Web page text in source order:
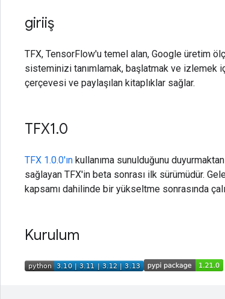
giriiş
TFX, TensorFlow'u temel alan, Google üretim
sisteminizi tanımlamak, başlatmak ve izlemek
çerçevesi ve paylaşılan kitaplıklar sağlar.
TFX1.0
TFX 1.0.0'ın kullanıma sunulduğunu
sağlayan TFX'in beta sonrası ilk sürümüdür.
kapsamı dahilinde bir yükseltme sonrasında
Kurulum